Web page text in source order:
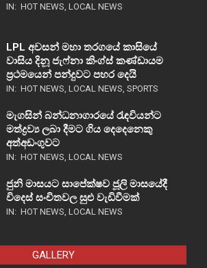
IN: HOT NEWS LOCAL NEWS
LPL අවසන් මහා තරගයේ කාසියේ
වාසිය දිනූ ජැෆ්නා කිංග්ස් කණ්ඩායම
ප්‍රථමයෙන් පන්දුවට පහර දෙයි
IN: HOT NEWS LOCAL NEWS SPORTS
මැගසින් බන්ධනාගාරයේ රැඳවියන්ට
මත්ද්‍රව්‍ය ලබා දීමට ගිය දෙදෙනෙකු
අත්අඩංගුවට
IN: HOT NEWS LOCAL NEWS
ජුනි මාසයට සාපේක්ෂව ජූලි මාසයේදී
විදෙස් සංචිතවල සුළු වැඩිවීමක්
IN: HOT NEWS LOCAL NEWS
GALLERY